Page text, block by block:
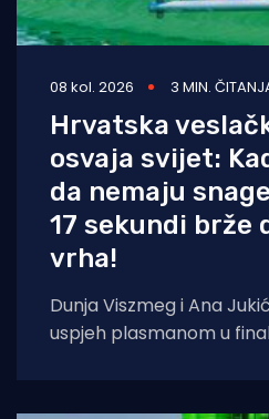
08 kol. 2026 3 MIN.
Hrvatska
osvaja svijet:
da nemaju
17 sekundi brže
vrha!
Dunja Viszmeg i Ana
uspjeh plasmanom u